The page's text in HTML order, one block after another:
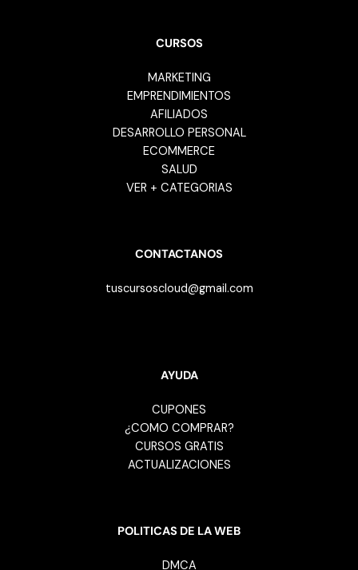
CURSOS
MARKETING
EMPRENDIMIENTOS
AFILIADOS
DESARROLLO PERSONAL
ECOMMERCE
SALUD
VER + CATEGORIAS
CONTACTANOS
tuscursoscloud@gmail.com
AYUDA
CUPONES
¿COMO COMPRAR?
CURSOS GRATIS
ACTUALIZACIONES
POLITICAS DE LA WEB
DMCA